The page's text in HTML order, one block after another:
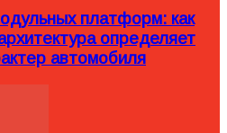
платформ: как
определяет
автомобиля